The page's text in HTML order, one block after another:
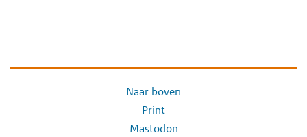
Naar boven
Print
Mastodon